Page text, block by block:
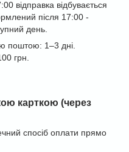
відправка відбувається
після 17:00 -
день.
поштою: 1–3 дні.
грн.
карткою (через
спосіб оплати прямо